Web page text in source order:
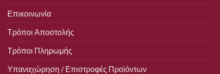
Επικοινωνία
Τρόποι Αποστολής
Τρόποι Πληρωμής
Υπαναχώρηση / Επιστροφές Προϊόντων